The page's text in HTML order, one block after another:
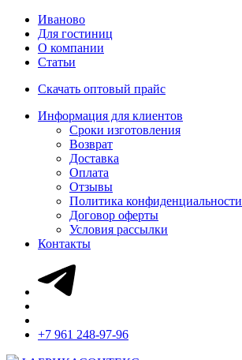
Иваново
Для гостиниц
О компании
Статьи
Скачать оптовый прайс
Информация для клиентов
Сроки изготовления
Возврат
Доставка
Оплата
Отзывы
Политика конфиденциальности
Договор оферты
Условия рассылки
Контакты
+7 961 248-97-96